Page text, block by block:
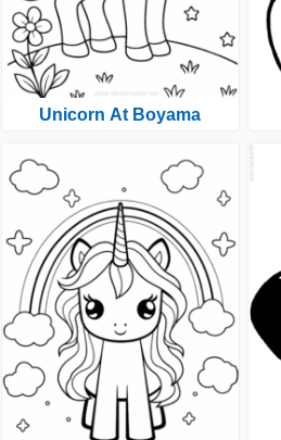
Unicorn At Boyama